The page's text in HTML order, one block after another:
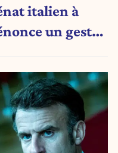
italien à
un geste